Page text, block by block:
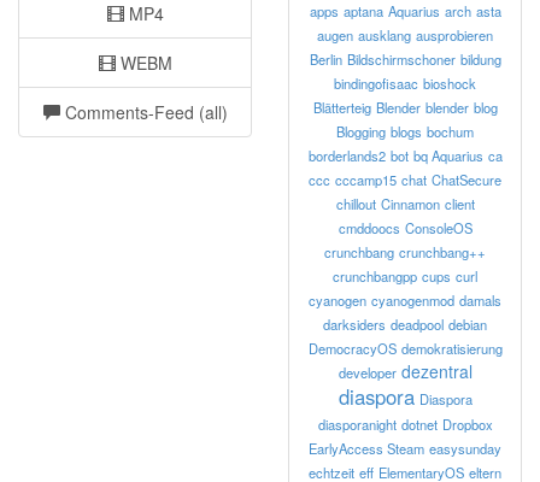
MP4
WEBM
Comments-Feed (all)
apps aptana Aquarius arch asta
augen ausklang ausprobieren
Berlin Bildschirmschoner bildung
bindingofisaac bioshock
Blätterteig Blender blender blog
Blogging blogs bochum
borderlands2 bot bq Aquarius ca
ccc cccamp15 chat ChatSecure
chillout Cinnamon client
cmddoocs ConsoleOS
crunchbang crunchbang++
crunchbangpp cups curl
cyanogen cyanogenmod damals
darksiders deadpool debian
DemocracyOS demokratisierung
developer dezentral
diaspora Diaspora
diasporanight dotnet Dropbox
EarlyAccess Steam easysunday
echtzeit eff ElementaryOS eltern